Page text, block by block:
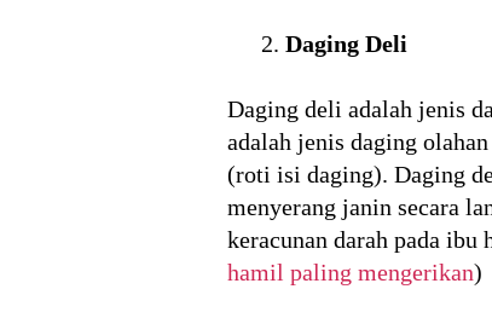
Daging Deli
Daging deli adalah jenis
adalah jenis daging
(roti isi daging). Daging
menyerang janin secara
keracunan darah pada ibu
hamil paling mengerikan)